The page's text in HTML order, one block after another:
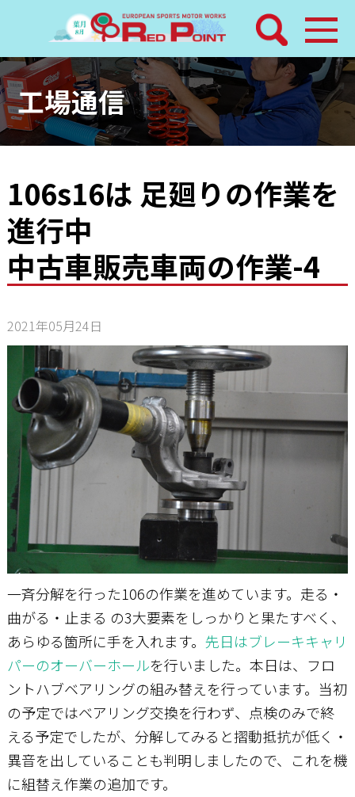
検索
ホーム
トピックス
レッドポイントパーツ
その他サービス
工場通信
お問い合わせ
工場通信
106s16は 足廻りの作業を
進行中
中古車販売車両の作業-4
2021年05月24日
一斉分解を行った106の作業を進めています。走る・
曲がる・止まる の3大要素をしっかりと果たすべく、
あらゆる箇所に手を入れます。 先日はブレーキキャリ
パーのオーバーホールを行いました。本日は、フロ
ントハブベアリングの組み替えを行っています。当初
の予定ではベアリング交換を行わず、点検のみで終
える予定でしたが、分解してみると摺動抵抗が低く・
異音を出していることも判明しましたので、これを機
に組替え作業の追加です。